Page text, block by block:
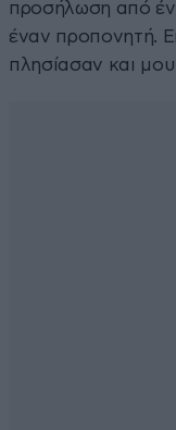
προσήλωση από
έναν προπονητή.
πλησίασαν και